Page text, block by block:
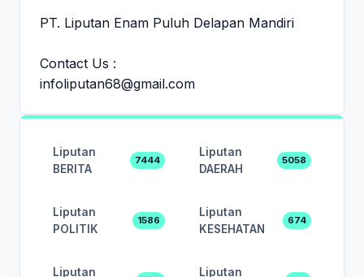
PT. Liputan Enam Puluh Delapan Mandiri
Contact Us :
infoliputan68@gmail.com
Liputan
BERITA
7444
Liputan
DAERAH
5058
Liputan
POLITIK
1586
Liputan
KESEHATAN
674
Liputan
Liputan